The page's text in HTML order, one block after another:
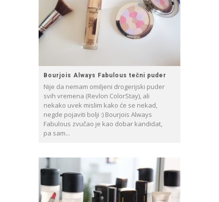
Bourjois Always Fabulous tečni puder
Nije da nemam omiljeni drogerijski puder
svih vremena (Revlon ColorStay), ali
nekako uvek mislim kako će se nekad,
negde pojaviti bolji :) Bourjois Always
Fabulous zvučao je kao dobar kandidat,
pa sam...